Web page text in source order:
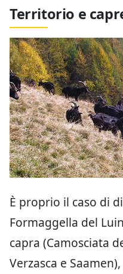
Territorio e
È proprio il caso di
Formaggella del
capra (Camosciata
Verzasca e